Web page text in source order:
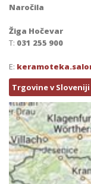
Naročila
Žiga Hočevar
T: 031 255 900
E:
Trgovine v Sloveniji